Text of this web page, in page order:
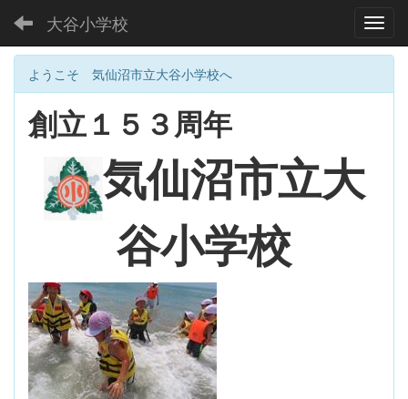
大谷小学校
ようこそ 気仙沼市立大谷小学校へ
創立１５３周年
気仙沼市立大
谷小学校